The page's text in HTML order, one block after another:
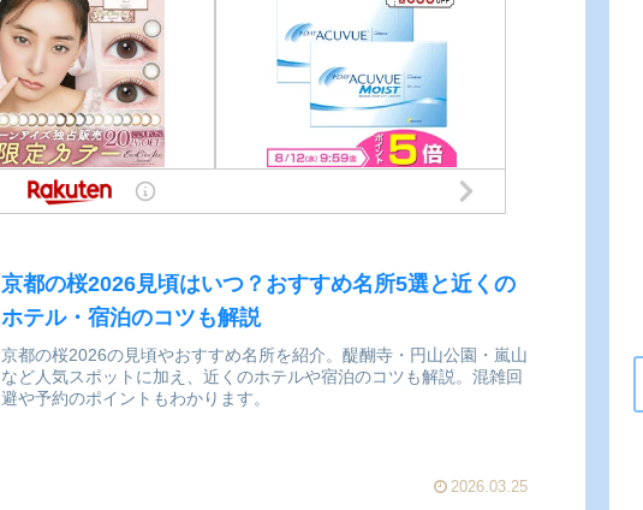
京都の桜2026見頃はいつ？おすすめ名所5選と近くの
ホテル・宿泊のコツも解説
京都の桜2026の見頃やおすすめ名所を紹介。醍醐寺・円山公園・嵐山
など人気スポットに加え、近くのホテルや宿泊のコツも解説。混雑回
避や予約のポイントもわかります。
2026.03.25